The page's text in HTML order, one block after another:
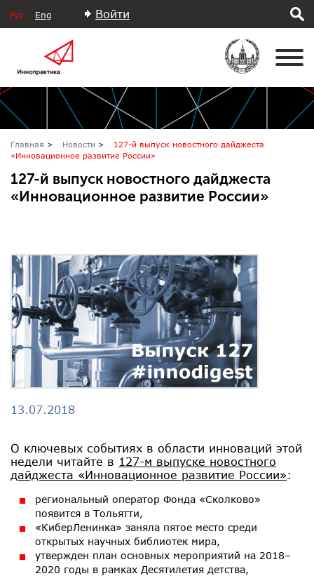
Рус Eng Войти
Главная Новости
127-й выпуск новостного дайджеста
«Инновационное развитие России»
127-й выпуск новостного дайджеста
«Инновационное развитие России»
13.07.2018
О ключевых событиях в области инноваций этой
недели читайте в 127-м выпуске новостного
дайджеста «Инновационное развитие России»:
региональный оператор Фонда «Сколково»
появится в Тольятти,
«КиберЛенинка» заняла пятое место среди
открытых научных библиотек мира,
утвержден план основных мероприятий на 2018–
2020 годы в рамках Десятилетия детства,